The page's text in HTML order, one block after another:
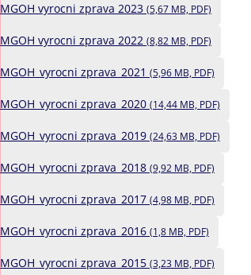
MGOH vyrocni zprava 2023 (5,67 MB, PDF)
MGOH vyrocni zprava 2022 (8,82 MB, PDF)
MGOH_vyrocni zprava_2021 (5,96 MB, PDF)
MGOH_vyrocni zprava_2020 (14,44 MB, PDF)
MGOH_vyrocni zprava_2019 (24,63 MB, PDF)
MGOH_vyrocni zprava_2018 (9,92 MB, PDF)
MGOH_vyrocni zprava_2017 (4,98 MB, PDF)
MGOH_vyrocni zprava_2016 (1,8 MB, PDF)
MGOH_vyrocni zprava_2015 (3,23 MB, PDF)